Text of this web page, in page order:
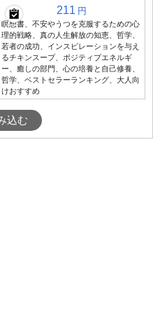
211 円
瞑想書、不安やうつを克服するための心
理的戦略、真の人生解放の知恵、哲学、
若者の成功、インスピレーションを与え
るチキンスープ、ポジティブエネルギ
ー、癒しの部門、心の培養と自己修養、
哲学、ベストセラーランキング、大人向
けおすすめ
込む